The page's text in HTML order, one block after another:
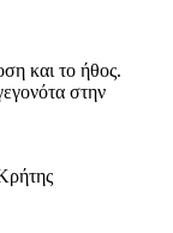
και το ήθος.
στην